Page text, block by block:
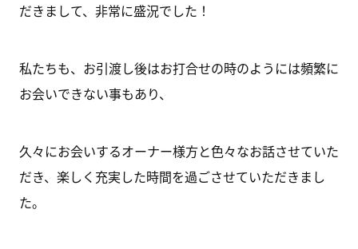
だきまして、非常に盛況でした！
私たちも、お引渡し後はお打合せの時のようには頻繁に
お会いできない事もあり、
久々にお会いするオーナー様方と色々なお話させていた
だき、楽しく充実した時間を過ごさせていただきまし
た。